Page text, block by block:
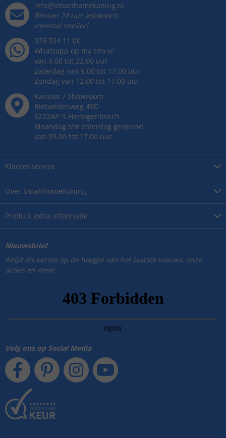
Over SmarthomeKoning
Product extra informatie
Klantenservice
info@smarthomekoning.nl
Binnen 24 uur antwoord,
meestal sneller!
073 704 11 00
Whatsapp op ma t/m vr
van 9.00 tot 22.00 uur
Zaterdag van 9.00 tot 17.00 uur
Zondag van 12.00 tot 17.00 uur
Kantoor / Showroom
Rietveldenweg 49D
5222AP 's Hertogenbosch
Maandag t/m zaterdag geopend
van 09.00 tot 17.00 uur
Nieuwsbrief
Altijd als eerste op de hoogte van het laatste nieuws, onze
acties en meer.
Volg ons op Social Media